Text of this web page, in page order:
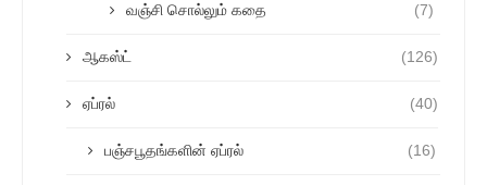
வஞ்சி சொல்லும் கதை (7)
ஆகஸ்ட் (126)
ஏப்ரல் (40)
பஞ்சபூதங்களின் ஏப்ரல் (16)